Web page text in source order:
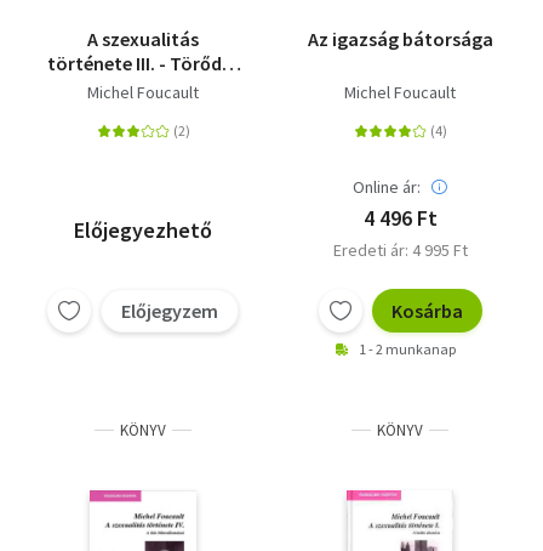
A szexualitás
története III. - Törődés
önmagunkkal
Michel Foucault
Előjegyezhető
Előjegyzem
Az igazság bátorsága
Michel Foucault
Online ár:
4 496 Ft
Eredeti ár: 4 995 Ft
Kosárba
1 - 2 munkanap
KÖNYV KÖNYV